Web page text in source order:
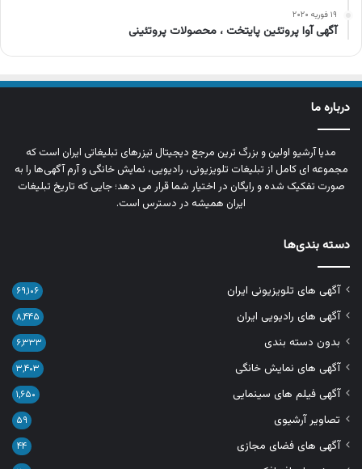
۱۹ فوریه ۲۰۲۰
آگهی آوا پروتئین پایتخت ، محصولات پروتئینی
درباره ما
مدیا آرشیو اولین و بزرگ‌ ترین مرجع دیجیتال تیزرهای تبلیغاتی ایران است که
مجموعه‌ ای کامل از تبلیغات تلویزیونی، رادیویی، نمایش خانگی و آرم‌ آگهی‌ها را به‌
صورت تفکیک‌ شده و رایگان در اختیار شما قرار می‌ دهد؛ جایی که تاریخ تبلیغات
ایران همیشه در دسترس است.
دسته بندی‌ها
آگهی های تلویزیونی ایران ۶۹,۱۰۶
آگهی های رادیویی ایران ۸,۴۴۵
بدون دسته بندی ۶,۳۳۳
آگهی های نمایش خانگی ۳,۴۰۳
آگهی فیلم های سینمایی ۱,۶۵۰
تصاویر آرشیوی ۵۹
آگهی های فضای مجازی ۴۴